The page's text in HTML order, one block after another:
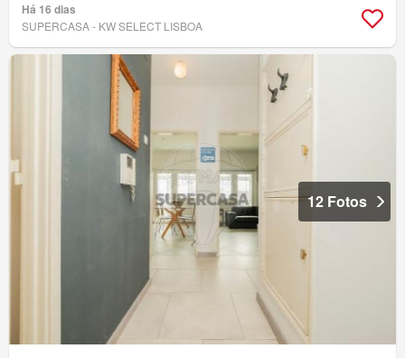
Há 16 dias
SUPERCASA - KW SELECT LISBOA
12 Fotos